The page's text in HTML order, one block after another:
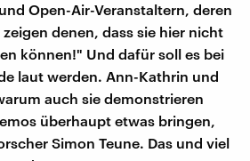
Open-Air-Veranstaltern, deren
denen, dass sie hier nicht
können!" Und dafür soll es bei
laut werden. Ann-Kathrin und
auch sie demonstrieren
überhaupt etwas bringen,
Simon Teune. Das und viel